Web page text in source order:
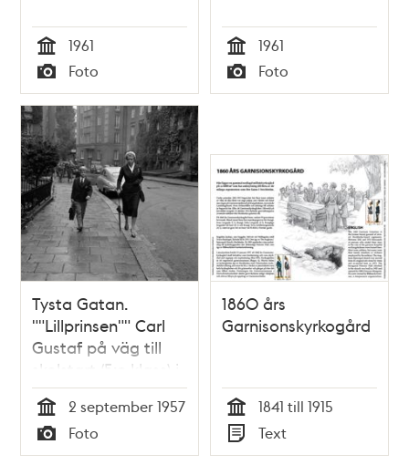
Tid
1961
Typ
Foto Tid
1961
Typ
Foto
Tysta Gatan.
""Lillprinsen"" Carl
Gustaf på väg till
skolstart (5:e klass) i
Broms skola
Tid
2 september 1957
Typ
Foto
1860 års
Garnisonskyrkogård
Tid
1841 till 1915
Typ
Text